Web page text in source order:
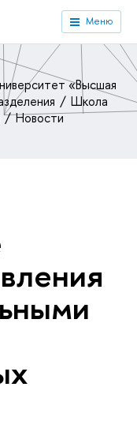
Меню
«Высшая
Школа
Новости